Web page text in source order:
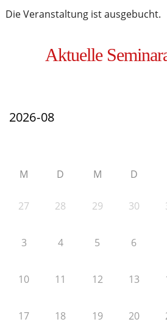
Die Veranstaltung ist ausgebucht.
Aktuelle
M D M D
27 28 29 30
3 4 5 6
10 11 12 13
17 18 19 20